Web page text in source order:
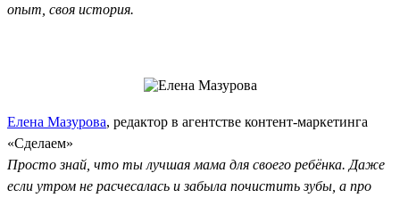
опыт, своя история.
Елена Мазурова, редактор в агентстве контент-маркетинга
«Сделаем»
Просто знай, что ты лучшая мама для своего ребёнка. Даже
если утром не расчесалась и забыла почистить зубы, а про